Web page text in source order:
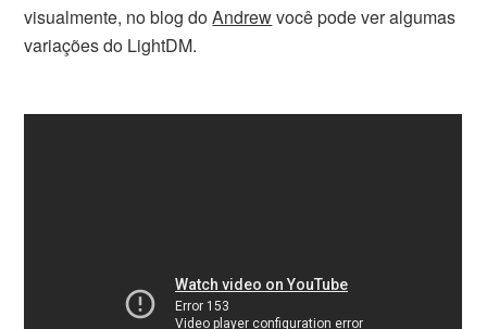
visualmente, no blog doAndrewvocê pode ver algumas
variações do LightDM.